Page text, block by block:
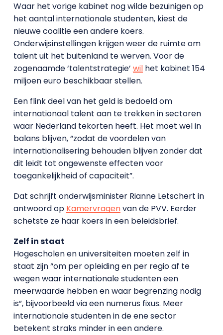
Waar het vorige kabinet nog wilde bezuinigen op
het aantal internationale studenten, kiest de
nieuwe coalitie een andere koers.
Onderwijsinstellingen krijgen weer de ruimte om
talent uit het buitenland te werven. Voor de
zogenaamde ‘talentstrategie’ wilhet kabinet 154
miljoen euro beschikbaar stellen.
Een flink deel van het geld is bedoeld om
internationaal talent aan te trekken in sectoren
waar Nederland tekorten heeft. Het moet wel in
balans blijven, “zodat de voordelen van
internationalisering behouden blijven zonder dat
dit leidt tot ongewenste effecten voor
toegankelijkheid of capaciteit”.
Dat schrijft onderwijsminister Rianne Letschert in
antwoord op Kamervragenvan de PVV. Eerder
schetste ze haar koers in een beleidsbrief.
Zelf in staat
Hogescholen en universiteiten moeten zelf in
staat zijn “om per opleiding en per regio af te
wegen waar internationale studenten een
meerwaarde hebben en waar begrenzing nodig
is”, bijvoorbeeld via een numerus fixus. Meer
internationale studenten in de ene sector
betekent straks minder in een andere.